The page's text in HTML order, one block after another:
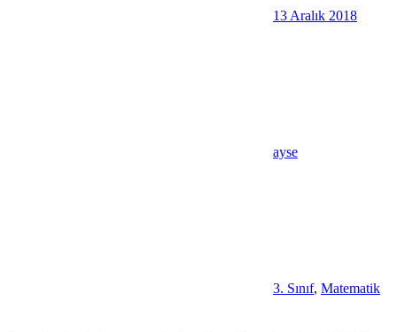
13 Aralık 2018
ayse
3. Sınıf, Matematik